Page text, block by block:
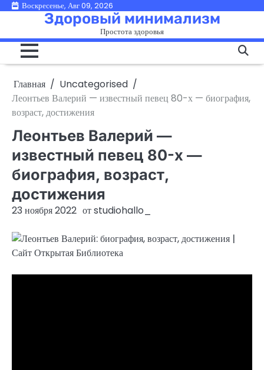
ПерейтиВоскресенье, Авг 09, 2026
Здоровый минимализм
Простота здоровья
Главная
Uncategorised
Леонтьев Валерий — известный певец 80-х — биография,
возраст, достижения
Леонтьев Валерий —
известный певец 80-х —
биография, возраст,
достижения
23 ноября 2022 отstudiohallo_